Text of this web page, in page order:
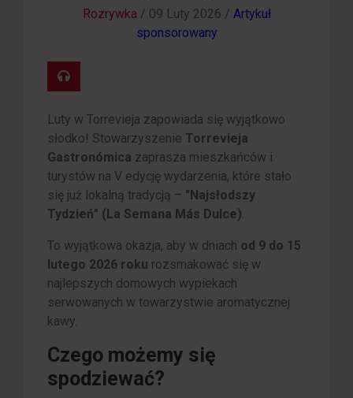
Rozrywka / 09 Luty 2026 / Artykuł
sponsorowany
Luty w Torrevieja zapowiada się wyjątkowo
słodko! Stowarzyszenie Torrevieja
Gastronómica zaprasza mieszkańców i
turystów na V edycję wydarzenia, które stało
się już lokalną tradycją – "Najsłodszy
Tydzień" (La Semana Más Dulce).
To wyjątkowa okazja, aby w dniach od 9 do 15
lutego 2026 roku rozsmakować się w
najlepszych domowych wypiekach
serwowanych w towarzystwie aromatycznej
kawy.
Czego możemy się
spodziewać?